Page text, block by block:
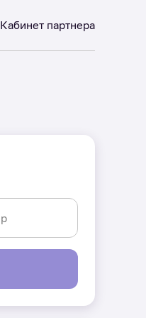
Кабинет партнера